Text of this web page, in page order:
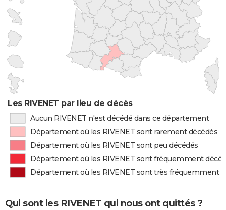
Les RIVENET par lieu de décès
Aucun RIVENET n'est décédé dans ce département
Département où les RIVENET sont rarement décédés
Département où les RIVENET sont peu décédés
Département où les RIVENET sont fréquemment
Département où les RIVENET sont très fréquemment
Qui sont les RIVENET qui nous ont quittés ?